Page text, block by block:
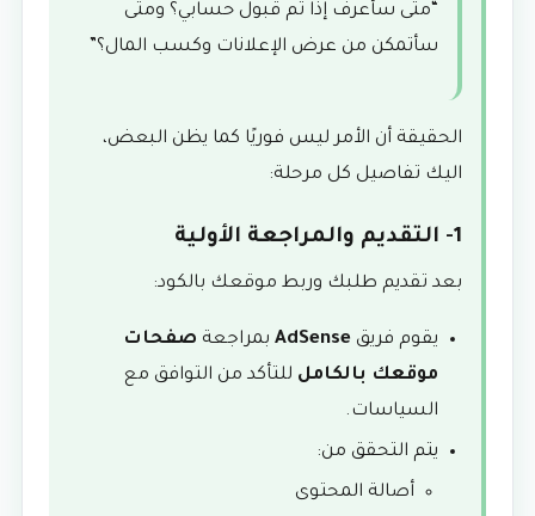
“متى سأعرف إذا تم قبول حسابي؟ ومتى
سأتمكن من عرض الإعلانات وكسب المال؟”
الحقيقة أن الأمر ليس فوريًا كما يظن البعض،
اليك تفاصيل كل مرحلة:
1- التقديم والمراجعة الأولية
بعد تقديم طلبك وربط موقعك بالكود:
يقوم فريق AdSense بمراجعة صفحات
موقعك بالكامل للتأكد من التوافق مع
السياسات.
يتم التحقق من:
أصالة المحتوى